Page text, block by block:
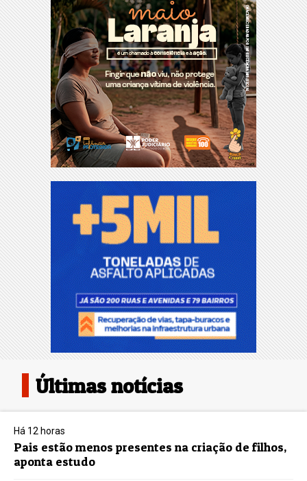
Últimas notícias
Há 12 horas
Pais estão menos presentes na criação de filhos,
aponta estudo